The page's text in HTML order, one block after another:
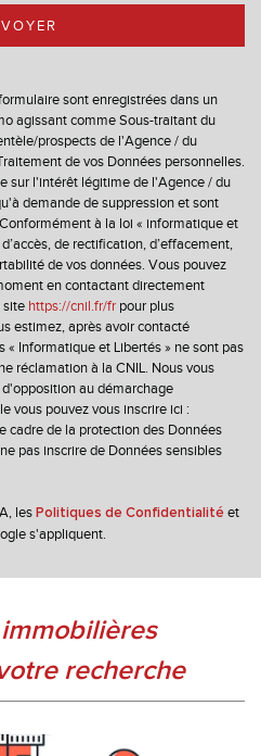
4 819
62,58 %
18,81 %
19,17 %
39,01 %
10,26 %
sont enregistrées dans un
agissant comme Sous-traitant du
prospects de l'Agence / du
de vos Données personnelles.
sur l'intérêt légitime de l'Agence / du
demande de suppression et sont
à la loi « informatique et
de rectification, d’effacement,
de vos données. Vous pouvez
en contactant directement
site https://cnil.fr/fr pour plus
estimez, après avoir contacté
« Informatique et Libertés » ne sont pas
réclamation à la CNIL. Nous vous
au démarchage
vous pouvez vous inscrire ici :
cadre de la protection des Données
pas inscrire de Données sensibles
les Politiques de Confidentialité et
s'appliquent.
recherche